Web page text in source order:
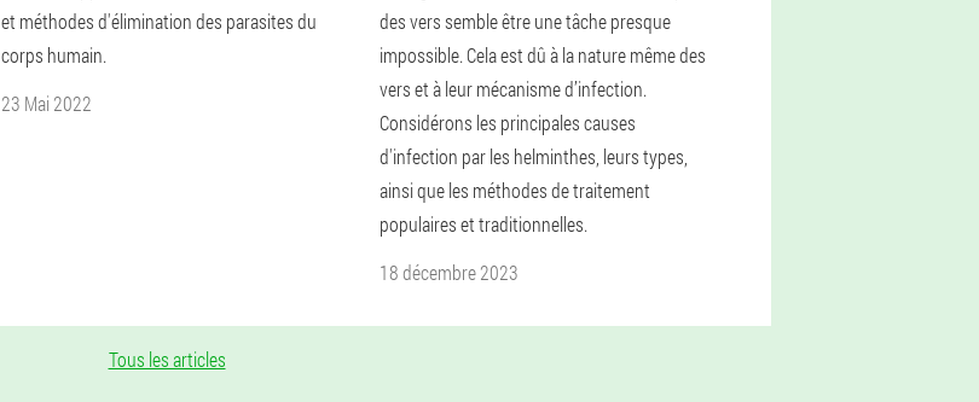
et méthodes d'élimination des parasites du
corps humain.
23 Mai 2022
des vers semble être une tâche presque
impossible. Cela est dû à la nature même des
vers et à leur mécanisme d’infection.
Considérons les principales causes
d'infection par les helminthes, leurs types,
ainsi que les méthodes de traitement
populaires et traditionnelles.
18 décembre 2023
Tous les articles